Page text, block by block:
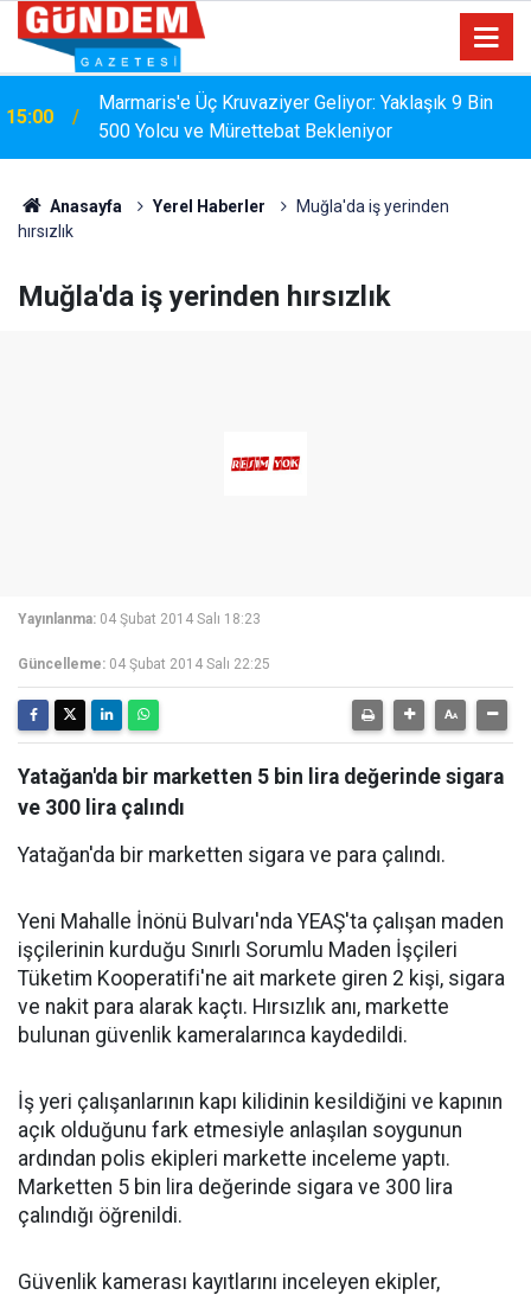
15:00
Marmaris'e Üç Kruvaziyer Geliyor: Yaklaşık 9 Bin
500 Yolcu ve Mürettebat Bekleniyor
Anasayfa Yerel Haberler
Muğla'da iş yerinden
hırsızlık
Muğla'da iş yerinden hırsızlık
Yayınlanma: 04 Şubat 2014 Salı 18:23
Güncelleme: 04 Şubat 2014 Salı 22:25
Yatağan'da bir marketten 5 bin lira değerinde sigara
ve 300 lira çalındı
Yatağan'da bir marketten sigara ve para çalındı.
Yeni Mahalle İnönü Bulvarı'nda YEAŞ'ta çalışan maden
işçilerinin kurduğu Sınırlı Sorumlu Maden İşçileri
Tüketim Kooperatifi'ne ait markete giren 2 kişi, sigara
ve nakit para alarak kaçtı. Hırsızlık anı, markette
bulunan güvenlik kameralarınca kaydedildi.
İş yeri çalışanlarının kapı kilidinin kesildiğini ve kapının
açık olduğunu fark etmesiyle anlaşılan soygunun
ardından polis ekipleri markette inceleme yaptı.
Marketten 5 bin lira değerinde sigara ve 300 lira
çalındığı öğrenildi.
Güvenlik kamerası kayıtlarını inceleyen ekipler,